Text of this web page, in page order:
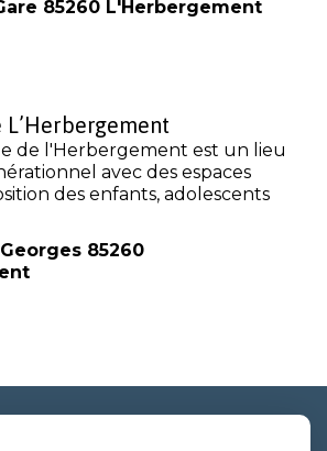
85260 L'Herbergement
de l'Herbergement est un lieu
avec des espaces
des enfants, adolescents
85260